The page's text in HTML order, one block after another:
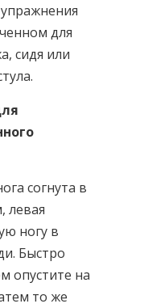
для
сидя или
согнута в
левая
ногу в
Быстро
опустите на
то же